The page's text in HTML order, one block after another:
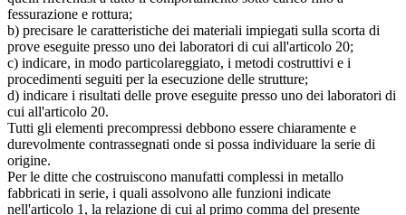
fessurazione e rottura;
b) precisare le caratteristiche dei materiali impiegati sulla scorta di
prove eseguite presso uno dei laboratori di cui all'articolo 20;
c) indicare, in modo particolareggiato, i metodi costruttivi e i
procedimenti seguiti per la esecuzione delle strutture;
d) indicare i risultati delle prove eseguite presso uno dei laboratori di
cui all'articolo 20.
Tutti gli elementi precompressi debbono essere chiaramente e
durevolmente contrassegnati onde si possa individuare la serie di
origine.
Per le ditte che costruiscono manufatti complessi in metallo
fabbricati in serie, i quali assolvono alle funzioni indicate
nell'articolo 1, la relazione di cui al primo comma del presente